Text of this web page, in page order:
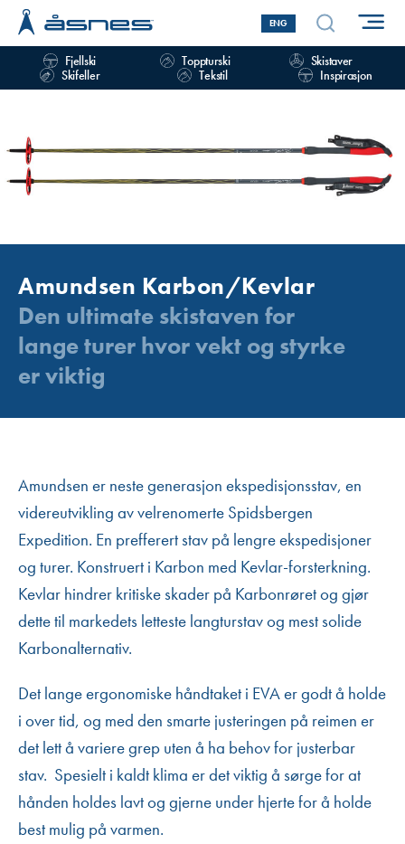
ENG
Fjellski Toppturski
Skistaver
Skifeller
Tekstil Inspirasjon
Amundsen Karbon/Kevlar
Den ultimate skistaven for
lange turer hvor vekt og styrke
er viktig
Amundsen er neste generasjon ekspedisjonsstav, en
videreutvikling av velrenomerte Spidsbergen
Expedition. En prefferert stav på lengre ekspedisjoner
og turer. Konstruert i Karbon med Kevlar-forsterkning.
Kevlar hindrer kritiske skader på Karbonrøret og gjør
dette til markedets letteste langturstav og mest solide
Karbonalternativ.
Det lange ergonomiske håndtaket i EVA er godt å holde
i over tid, og med den smarte justeringen på reimen er
det lett å variere grep uten å ha behov for justerbar
stav. Spesielt i kaldt klima er det viktig å sørge for at
hånden holdes lavt og gjerne under hjerte for å holde
best mulig på varmen.